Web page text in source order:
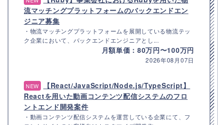
流マッチングプラットフォームのバックエンドエン
ジニア募集
・物流マッチングプラットフォームを展開している物流テッ
ク企業において、バックエンドエンジニアとし...
月額単価：80万円〜100万円
2026年08月07日
NEW
【React/JavaScript/Node.js/TypeScript】
Reactを用いた動画コンテンツ配信システムのフロ
ントエンド開発案件
・動画コンテンツ配信システムを運営している企業にて、フ